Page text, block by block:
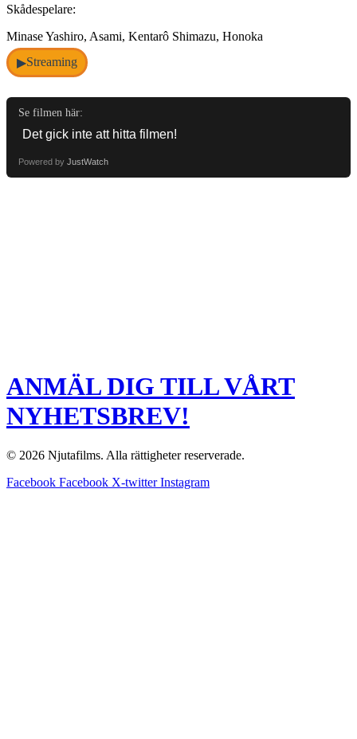
Skådespelare:
Minase Yashiro, Asami, Kentarô Shimazu, Honoka
▶Streaming
Se filmen här:
Powered by JustWatch
ANMÄL DIG TILL VÅRT
NYHETSBREV!
© 2026 Njutafilms. Alla rättigheter reserverade.
Facebook Facebook X-twitter Instagram